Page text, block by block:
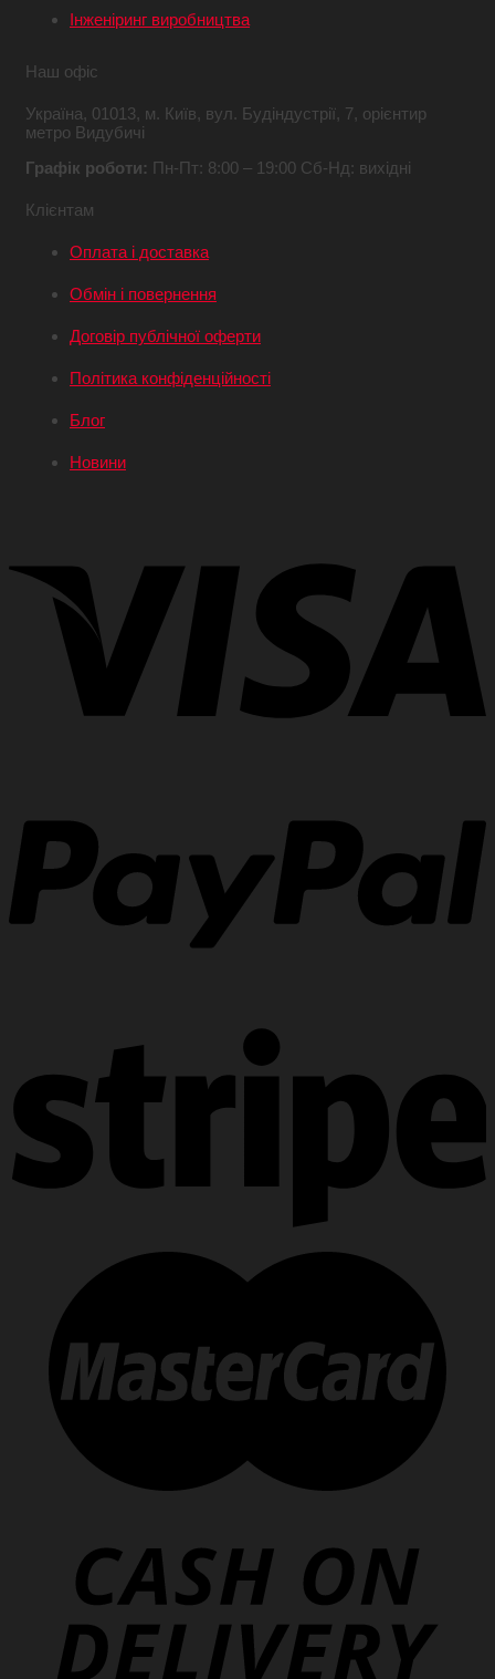
Інженіринг виробництва
Наш офіс
Україна, 01013, м. Київ, вул. Будіндустрії, 7, орієнтир
метро Видубичі
Графік роботи: Пн-Пт: 8:00 – 19:00 Сб-Нд: вихідні
Клієнтам
Оплата і доставка
Обмін і повернення
Договір публічної оферти
Політика конфіденційності
Блог
Новини